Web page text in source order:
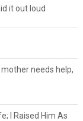
it out loud
needs help,
I Raised Him As